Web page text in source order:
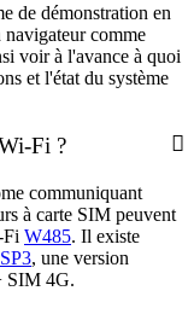
de démonstration en
comme
voir à l'avance à quoi
et l'état du système
Fi ?
communiquant
à carte SIM peuvent
Fi W485. Il existe
, une version
SIM 4G.